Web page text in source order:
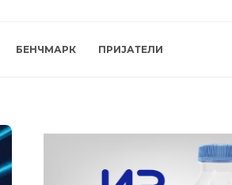
БЕНЧМАРК ПРИЈАТЕЛИ